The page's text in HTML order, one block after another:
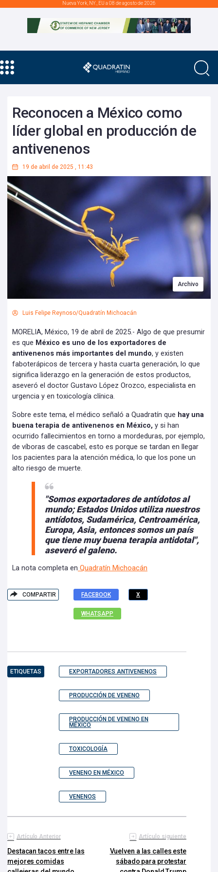
Nueva York, NY., EU a 08 de agosto de 2026
Reconocen a México como
líder global en producción de
antivenenos
19 de abril de 2025 , 11:43
Archivo
Luis Felipe Reynoso/Quadratín Michoacán
MORELIA, México, 19 de abril de 2025.- Algo de que presumir
es que México es uno de los exportadores de
antivenenos más importantes del mundo, y existen
faboterápicos de tercera y hasta cuarta generación, lo que
significa liderazgo en la generación de estos productos,
aseveró el doctor Gustavo López Orozco, especialista en
urgencia y en toxicología clínica.
Sobre este tema, el médico señaló a Quadratín que hay una
buena terapia de antivenenos en México, y si han
ocurrido fallecimientos en torno a mordeduras, por ejemplo,
de víboras de cascabel, esto es porque se tardan en llegar
los pacientes para la atención médica, lo que los pone un
alto riesgo de muerte.
"Somos exportadores de antídotos al
mundo; Estados Unidos utiliza nuestros
antídotos, Sudamérica, Centroamérica,
Europa, Asia, entonces somos un país
que tiene muy buena terapia antidotal",
aseveró el galeno.
La nota completa en Quadratín Michoacán
COMPARTIR FACEBOOK X
WHATSAPP
ETIQUETAS EXPORTADORES ANTIVENENOS
PRODUCCIÓN DE VENENO
PRODUCCIÓN DE VENENO EN
MÉXICO
TOXICOLOGÍA
VENENO EN MÉXICO
VENENOS
Artículo Anterior
Destacan tacos entre las
mejores comidas
Artículo siguiente
Vuelven a las calles este
sábado para protestar